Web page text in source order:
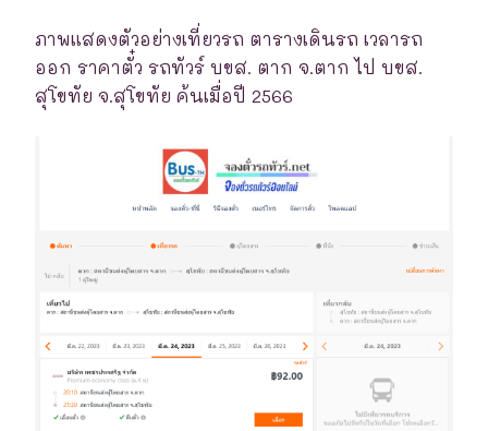
ภาพแสดงตัวอย่างเที่ยวรถ ตารางเดินรถ เวลารถ
ออก ราคาตั๋ว รถทัวร์ บขส. ตาก จ.ตาก ไป บขส.
สุโขทัย จ.สุโขทัย ค้นเมื่อปี 2566